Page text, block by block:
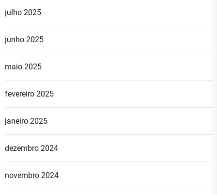
julho 2025
junho 2025
maio 2025
fevereiro 2025
janeiro 2025
dezembro 2024
novembro 2024